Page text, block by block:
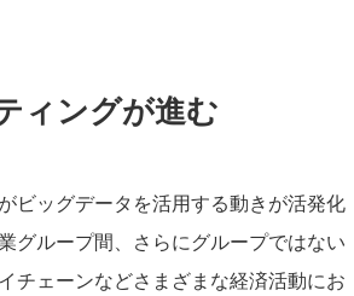
ィングが進む
ビッグデータを活用する動きが活発化
グループ間、さらにグループではない
チェーンなどさまざまな経済活動にお